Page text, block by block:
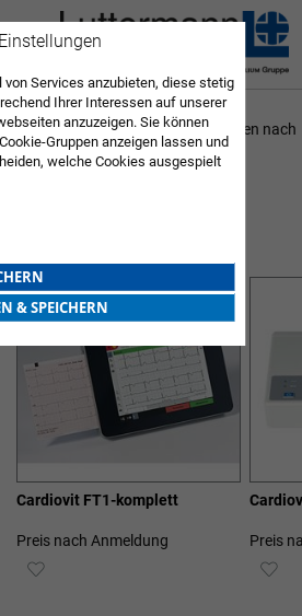
Sortieren nach
Cardiovit FT1-komplett
Preis nach Anmeldung
ZUR
Preis
ZUR
ARZTBEDARF
Services anzubieten, diese stetig
Ihrer Interessen auf unserer
anzuzeigen. Sie können
Gruppen anzeigen lassen und
welche Cookies ausgespielt
& SPEICHERN